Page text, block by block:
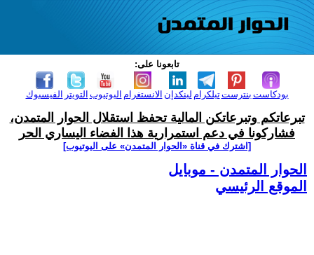
تابعونا على:
الفيسبوك التويتر اليوتيوب الانستغرام لينكدإن تيلكرامبنترست بودكاست
تبرعاتكم وتبرعاتكن المالية تحفظ استقلال الحوار المتمدن،
فشاركونا في دعم استمرارية هذا الفضاء اليساري الحر
[اشترك في قناة ‫«الحوار المتمدن» على اليوتيوب]
الحوار المتمدن - موبايل
الموقع الرئيسي